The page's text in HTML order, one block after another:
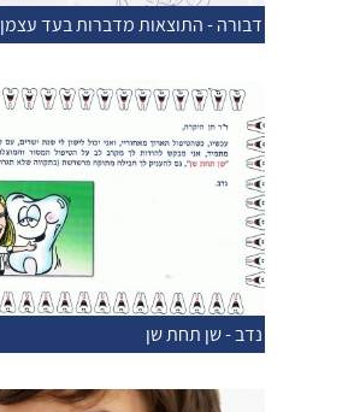
דבורה - התוצאות מדברות בעד עצמן
נדב - שן תחת שן